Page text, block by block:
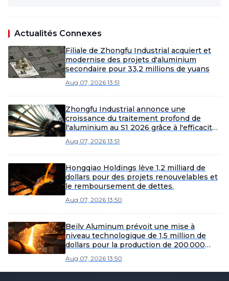
Actualités Connexes
Filiale de Zhongfu Industrial acquiert et
modernise des projets d'aluminium
secondaire pour 33,2 millions de yuans
Aug 07, 2026 13:51
Zhongfu Industrial annonce une
croissance du traitement profond de
l'aluminium au S1 2026 grâce à l'efficacité
Aug 07, 2026 13:51
Hongqiao Holdings lève 1,2 milliard de
dollars pour des projets renouvelables et
le remboursement de dettes.
Aug 07, 2026 13:50
Beilv Aluminum prévoit une mise à
niveau technologique de 1,5 million de
dollars pour la production de 200 000
Yangxin.
Aug 07, 2026 13:50